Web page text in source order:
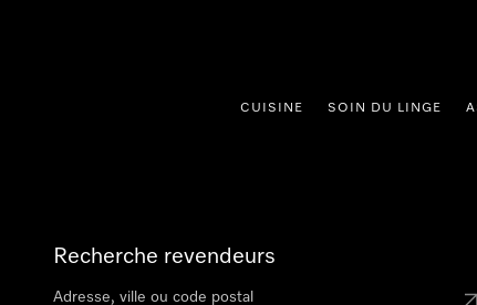
CUISINE SOIN DU LINGE
Recherche revendeurs